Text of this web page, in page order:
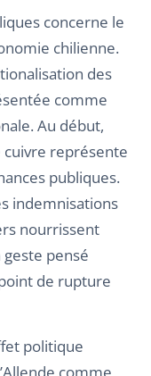
concerne le
chilienne.
des
comme
Au début,
représente
publiques.
indemnisations
nourrissent
pensé
de rupture
politique
comme